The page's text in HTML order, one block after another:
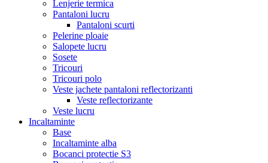
Lenjerie termica
Pantaloni lucru
Pantaloni scurti
Pelerine ploaie
Salopete lucru
Sosete
Tricouri
Tricouri polo
Veste jachete pantaloni reflectorizanti
Veste reflectorizante
Veste lucru
Incaltaminte
Base
Incaltaminte alba
Bocanci protectie S3